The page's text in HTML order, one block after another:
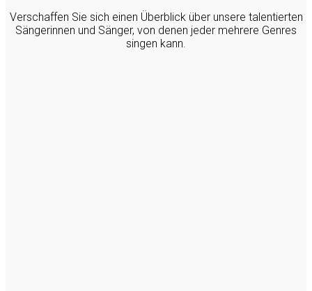
Verschaffen Sie sich einen Überblick über unsere talentierten
Sängerinnen und Sänger, von denen jeder mehrere Genres
singen kann.